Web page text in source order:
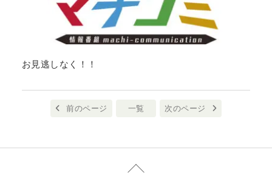
お見逃しなく！！
前のページ 一覧 次のページ